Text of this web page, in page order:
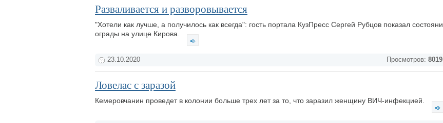
Разваливается и разворовывается
"Хотели как лучше, а получилось как всегда": гость портала КузПресс Сергей Рубцов показал
ограды на улице Кирова.
23.10.2020 Просмотров: 8019
Ловелас с заразой
Кемеровчанин проведет в колонии больше трех лет за то, что заразил женщину ВИЧ-инфекцией.